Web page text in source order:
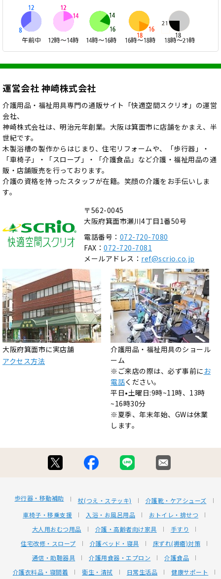
運営会社 神崎株式会社
介護用品・福祉用具専門の通販サイト「快適空間スクリオ」の運営
会社、
神崎株式会社は、明治元年創業。大阪は箕面市に店舗をかまえ、半
世紀です。
木製浴槽の製作からはじまり、住宅リフォームや、「歩行器」・
「車椅子」・「スロープ」・「介護食品」など介護・福祉用品の通
販・店舗販売を行っております。
介護の資格を持ったスタッフが在籍。笑顔の介護をお手伝いしま
す。
〒562-0045
大阪府箕面市瀬川4丁目1番50号
電話番号： 072-720-7080
FAX： 072-720-7081
メールアドレス： ref@scrio.co.jp
大阪府箕面市に実店舗
アクセス方法
介護用品・福祉用具のショール
ーム
※ご来店の際は、必ず事前に お
電話ください。
平日•土曜日:9時~11時、13時
~16時30分
※夏季、年末年始、GWは休業
します。
歩行器・移動補助 杖(つえ・ステッキ)
介護靴・ケアシューズ
車椅子・移乗支援
入浴・お風呂用品
おトイレ・排せつ
大人用おむつ用品
介護・高齢者向け家具
手すり
住宅改修・スロープ
介護ベッド・寝具
床ずれ(褥瘡)対策
通信・助聴器具
介護用食器・エプロン
介護食品
介護衣料品・寝間着
衛生・清拭 日常生活品 健康サポート